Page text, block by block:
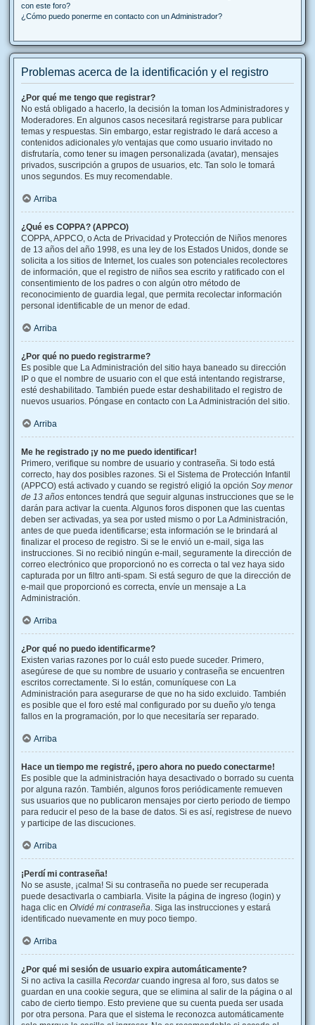
con este foro?
¿Cómo puedo ponerme en contacto con un Administrador?
Problemas acerca de la identificación y el registro
¿Por qué me tengo que registrar?
No está obligado a hacerlo, la decisión la toman los Administradores y
Moderadores. En algunos casos necesitará registrarse para publicar
temas y respuestas. Sin embargo, estar registrado le dará acceso a
contenidos adicionales y/o ventajas que como usuario invitado no
disfrutaría, como tener su imagen personalizada (avatar), mensajes
privados, suscripción a grupos de usuarios, etc. Tan solo le tomará
unos segundos. Es muy recomendable.
Arriba
¿Qué es COPPA? (APPCO)
COPPA, APPCO, o Acta de Privacidad y Protección de Niños menores
de 13 años del año 1998, es una ley de los Estados Unidos, donde se
solicita a los sitios de Internet, los cuales son potenciales recolectores
de información, que el registro de niños sea escrito y ratificado con el
consentimiento de los padres o con algún otro método de
reconocimiento de guardia legal, que permita recolectar información
personal identificable de un menor de edad.
Arriba
¿Por qué no puedo registrarme?
Es posible que La Administración del sitio haya baneado su dirección
IP o que el nombre de usuario con el que está intentando registrarse,
esté deshabilitado. También puede estar deshabilitado el registro de
nuevos usuarios. Póngase en contacto con La Administración del sitio.
Arriba
Me he registrado ¡y no me puedo identificar!
Primero, verifique su nombre de usuario y contraseña. Si todo está
correcto, hay dos posibles razones. Si el Sistema de Protección Infantil
(APPCO) está activado y cuando se registró eligió la opción Soy menor
de 13 años entonces tendrá que seguir algunas instrucciones que se le
darán para activar la cuenta. Algunos foros disponen que las cuentas
deben ser activadas, ya sea por usted mismo o por La Administración,
antes de que pueda identificarse; esta información se le brindará al
finalizar el proceso de registro. Si se le envió un e-mail, siga las
instrucciones. Si no recibió ningún e-mail, seguramente la dirección de
correo electrónico que proporcionó no es correcta o tal vez haya sido
capturada por un filtro anti-spam. Si está seguro de que la dirección de
e-mail que proporcionó es correcta, envíe un mensaje a La
Administración.
Arriba
¿Por qué no puedo identificarme?
Existen varias razones por lo cuál esto puede suceder. Primero,
asegúrese de que su nombre de usuario y contraseña se encuentren
escritos correctamente. Si lo están, comuníquese con La
Administración para asegurarse de que no ha sido excluido. También
es posible que el foro esté mal configurado por su dueño y/o tenga
fallos en la programación, por lo que necesitaría ser reparado.
Arriba
Hace un tiempo me registré, ¡pero ahora no puedo conectarme!
Es posible que la administración haya desactivado o borrado su cuenta
por alguna razón. También, algunos foros periódicamente remueven
sus usuarios que no publicaron mensajes por cierto periodo de tiempo
para reducir el peso de la base de datos. Si es así, registrese de nuevo
y participe de las discuciones.
Arriba
¡Perdí mi contraseña!
No se asuste, ¡calma! Si su contraseña no puede ser recuperada
puede desactivarla o cambiarla. Visite la página de ingreso (login) y
haga clic en Olvidé mi contraseña. Siga las instrucciones y estará
identificado nuevamente en muy poco tiempo.
Arriba
¿Por qué mi sesión de usuario expira automáticamente?
Si no activa la casilla Recordarcuando ingresa al foro, sus datos se
guardan en una cookie segura, que se elimina al salir de la página o al
cabo de cierto tiempo. Esto previene que su cuenta pueda ser usada
por otra persona. Para que el sistema le reconozca automáticamente